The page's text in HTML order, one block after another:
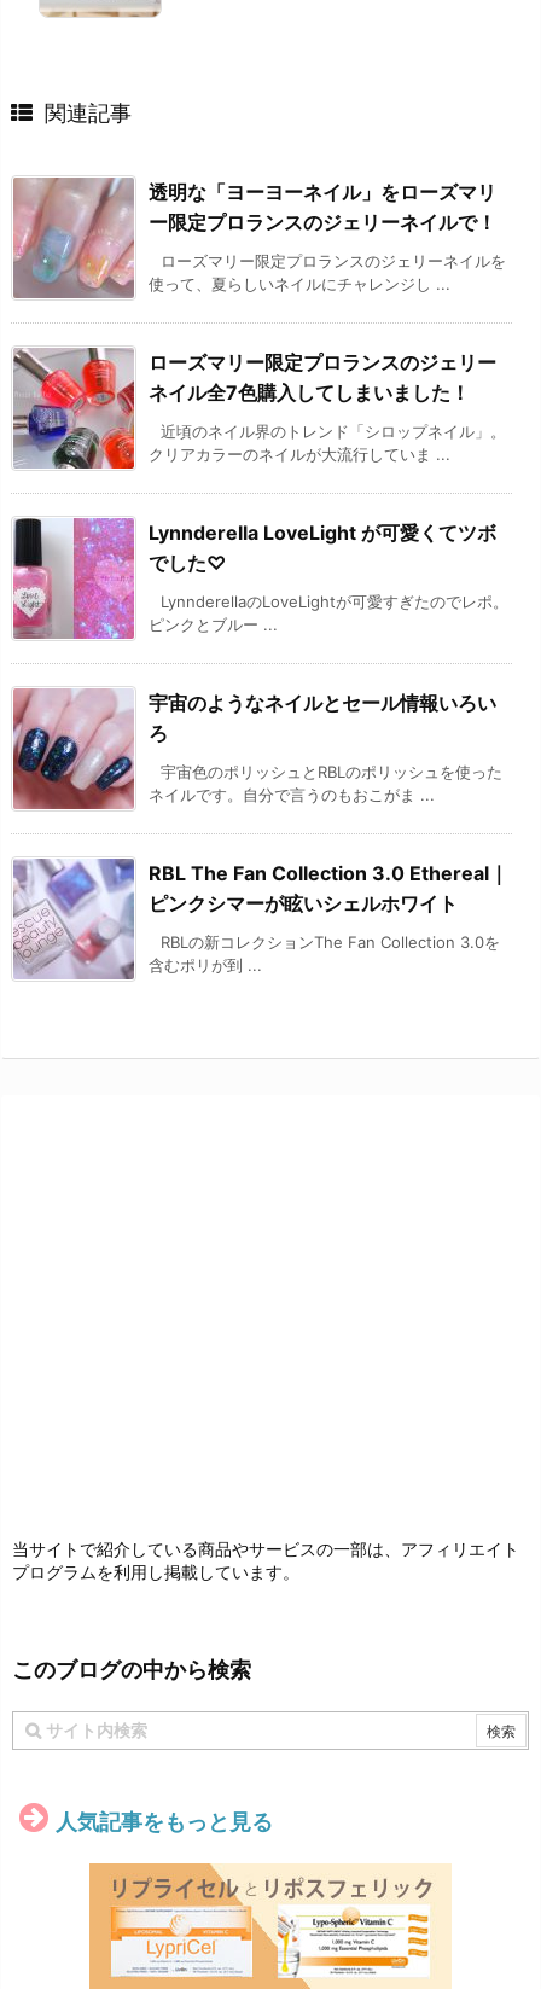
関連記事
透明な「ヨーヨーネイル」をローズマリ
ー限定プロランスのジェリーネイルで！
ローズマリー限定プロランスのジェリーネイルを
使って、夏らしいネイルにチャレンジし ...
ローズマリー限定プロランスのジェリー
ネイル全7色購入してしまいました！
近頃のネイル界のトレンド「シロップネイル」。
クリアカラーのネイルが大流行していま ...
Lynnderella LoveLight が可愛くてツボ
でした♡
LynnderellaのLoveLightが可愛すぎたのでレポ。
ピンクとブルー ...
宇宙のようなネイルとセール情報いろい
ろ
宇宙色のポリッシュとRBLのポリッシュを使った
ネイルです。自分で言うのもおこがま ...
RBL The Fan Collection 3.0 Ethereal｜
ピンクシマーが眩いシェルホワイト
RBLの新コレクションThe Fan Collection 3.0を
含むポリが到 ...
当サイトで紹介している商品やサービスの一部は、アフィリエイト
プログラムを利用し掲載しています。
このブログの中から検索
人気記事をもっと見る